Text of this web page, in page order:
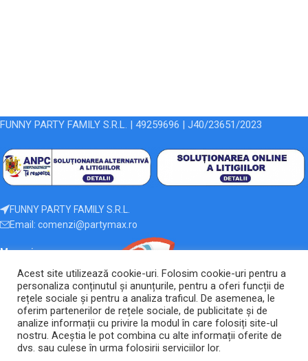
FUNNY PARTY FAMILY S.R.L. | 49259696 | J40/23651/2023
FUNNY PARTY FAMILY S.R.L.
Email: comenzi@partymax.ro
Magazin
Linkuri Utile
2026 Toate drepturile rezervate. ANPC |SOL
Ingeniously developed and sustained byEdy Creative.ro
Acest site utilizează cookie-uri. Folosim cookie-uri pentru a
personaliza conținutul și anunțurile, pentru a oferi funcții de
rețele sociale și pentru a analiza traficul. De asemenea, le
oferim partenerilor de rețele sociale, de publicitate și de
analize informații cu privire la modul în care folosiți site-ul
nostru. Aceștia le pot combina cu alte informații oferite de
dvs. sau culese în urma folosirii serviciilor lor.